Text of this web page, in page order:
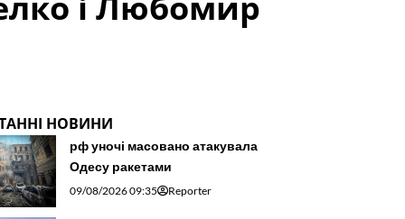
НОВИНИ
рф уночі масовано атакувала
Одесу ракетами
09/08/2026 09:35 Reporter